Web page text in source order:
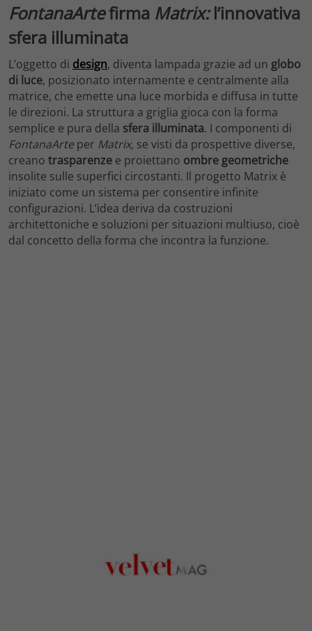
FontanaArtefirma Matrix:l’innovativa
sfera illuminata
L’oggetto di design, diventa lampada grazie ad un globo
di luce, posizionato internamente e centralmente alla
matrice, che emette una luce morbida e diffusa in tutte
le direzioni. La struttura a griglia gioca con la forma
semplice e pura della sfera illuminata. I componenti di
FontanaArteper Matrix, se visti da prospettive diverse,
creano trasparenze e proiettano ombre geometriche
insolite sulle superfici circostanti. Il progetto Matrix è
iniziato come un sistema per consentire infinite
configurazioni. L’idea deriva da costruzioni
architettoniche e soluzioni per situazioni multiuso, cioè
dal concetto della forma che incontra la funzione.